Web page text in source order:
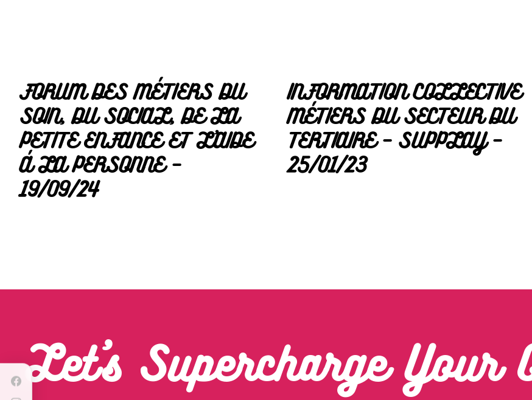
FORUM DES MÉTIERS DU
SOIN, DU SOCIAL, DE LA
PETITE ENFANCE ET L’AIDE
À LA PERSONNE –
19/09/24
INFORMATION COLLECTIVE
MÉTIERS DU SECTEUR DU
TERTIAIRE – SUPPLAY –
25/01/23
Let’s Supercharge Your